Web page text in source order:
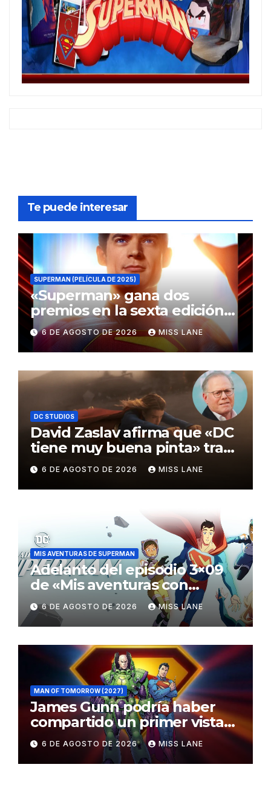
Te puede interesar
SUPERMAN (PELÍCULA DE 2025)
«Superman» gana dos
premios en la sexta edición
de los Critics Choice Super
Awards
6 DE AGOSTO DE 2026 MISS LANE
DC STUDIOS
David Zaslav afirma que «DC
tiene muy buena pinta» tras
el fracaso de «Supergirl»
6 DE AGOSTO DE 2026 MISS LANE
MIS AVENTURAS DE SUPERMAN
Adelanto del episodio 3×09
de «Mis aventuras con
Superman»
6 DE AGOSTO DE 2026 MISS LANE
MAN OF TOMORROW (2027)
James Gunn podría haber
compartido un primer vistazo
al traje de Brainiac
6 DE AGOSTO DE 2026 MISS LANE